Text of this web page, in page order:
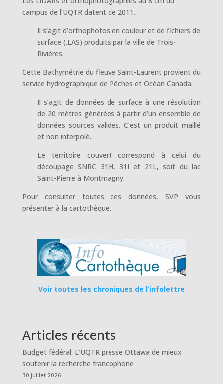
campus de l’UQTR datent de 2011.
Il s’agit d’orthophotos en couleur et de fichiers de
surface (.LAS) produits par la ville de Trois-
Rivières.
Cette Bathymétrie du fleuve Saint-Laurent provient du
service hydrographique de Pêches et Océan Canada.
Il s’agit de données de surface à une résolution
de 20 mètres générées à partir d’un ensemble de
données sources valides. C’est un produit maillé
et non interpolé.
Le territoire couvert correspond à celui du
découpage SNRC 31H, 31I et 21L, soit du lac
Saint-Pierre à Montmagny.
Pour consulter toutes ces données, SVP vous
présenter à la cartothèque.
Voir toutes les chroniques de l’infolettre
Articles récents
Budget fédéral: L’UQTR presse Ottawa de mieux
soutenir la recherche francophone
30 juillet 2026